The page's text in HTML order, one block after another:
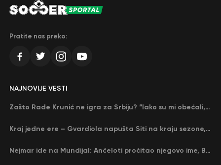
Pratite nas preko:
NAJNOVIJE VESTI
Zašto Rade Krunić ne igra za Srbiju? “Iako su mi obećali, niko me nije zvao…”
Kraj jedne ere – Gvardiola napušta Siti na kraju sezone, menja ga njegov nekadašnji rival
Nejmar ide na Mundijal: Anćeloti pročitao njegovo ime, Brazil u delirijumu (VIDEO)